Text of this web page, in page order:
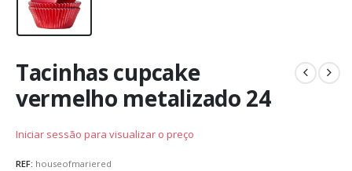
Tacinhas cupcake
vermelho metalizado 24
Iniciar sessão para visualizar o preço
REF: houseofmariered